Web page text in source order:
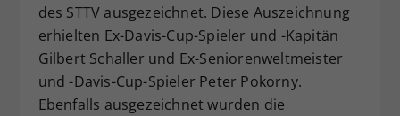
des STTV ausgezeichnet. Diese Auszeichnung
erhielten Ex-Davis-Cup-Spieler und -Kapitän
Gilbert Schaller und Ex-Seniorenweltmeister
und -Davis-Cup-Spieler Peter Pokorny.
Ebenfalls ausgezeichnet wurden die